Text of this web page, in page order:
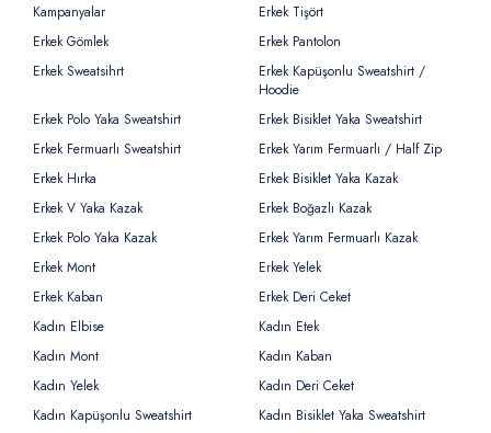
Kampanyalar
Erkek Tişört
Erkek Gömlek
Erkek Pantolon
Erkek Sweatsihrt
Erkek Kapüşonlu Sweatshirt /
Hoodie
Erkek Polo Yaka Sweatshirt
Erkek Bisiklet Yaka Sweatshirt
Erkek Fermuarlı Sweatshirt
Erkek Yarım Fermuarlı / Half Zip
Erkek Hırka
Erkek Bisiklet Yaka Kazak
Erkek V Yaka Kazak
Erkek Boğazlı Kazak
Erkek Polo Yaka Kazak
Erkek Yarım Fermuarlı Kazak
Erkek Mont
Erkek Yelek
Erkek Kaban
Erkek Deri Ceket
Kadın Elbise
Kadın Etek
Kadın Mont
Kadın Kaban
Kadın Yelek
Kadın Deri Ceket
Kadın Kapüşonlu Sweatshirt
Kadın Bisiklet Yaka Sweatshirt